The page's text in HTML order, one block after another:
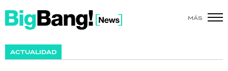
MÁS
ACTUALIDAD
SHOW